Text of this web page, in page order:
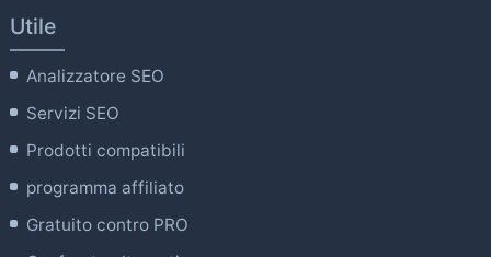
Utile
Analizzatore SEO
Servizi SEO
Prodotti compatibili
programma affiliato
Gratuito contro PRO